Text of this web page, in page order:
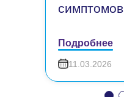
симптомов
Подробнее
11.03.2026